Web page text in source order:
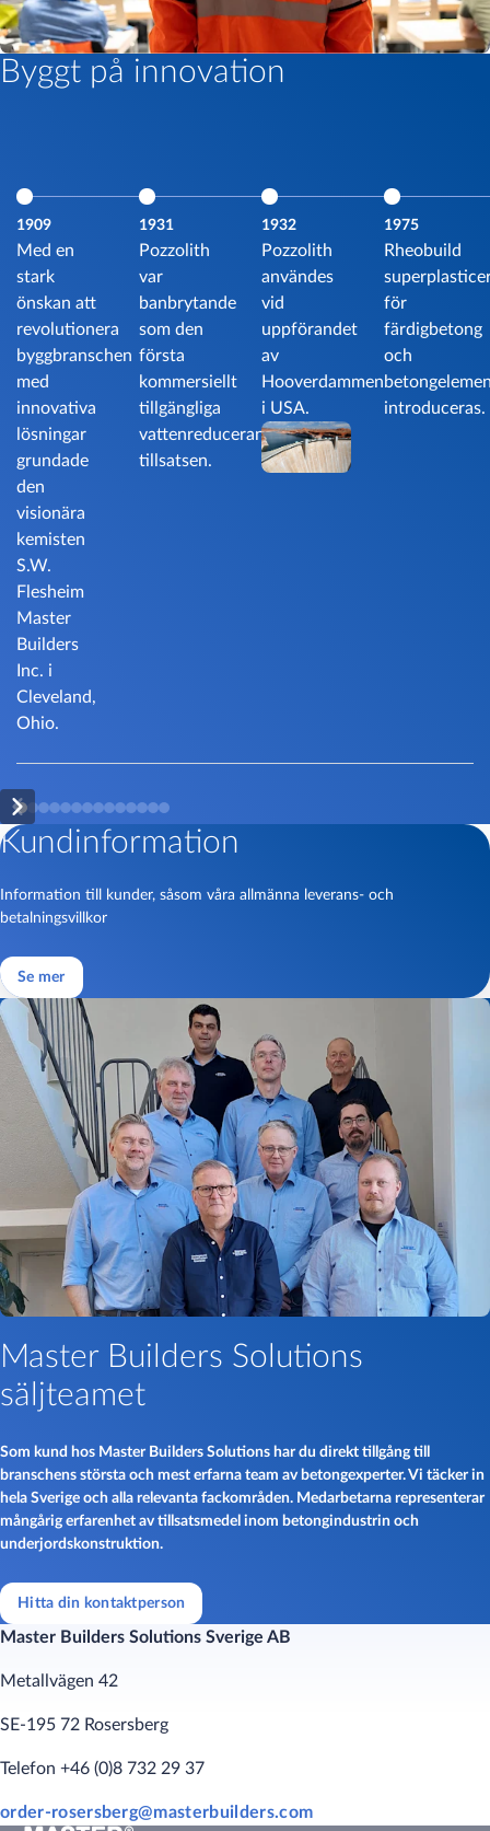
Byggt på innovation
1909
Med en
stark
önskan att
revolutionera
byggbranschen
med
innovativa
lösningar
grundade
den
visionära
kemisten
S.W.
Flesheim
Master
Builders
Inc. i
Cleveland,
Ohio.
1931
Pozzolith
var
banbrytande
som den
första
kommersiellt
tillgängliga
vattenreducerande
tillsatsen.
1932
Pozzolith
användes
vid
uppförandet
av
Hooverdammen
i USA.
1975
Rheobuild
för
färdigbetong
och
introduceras.
Kundinformation
Information till kunder, såsom våra allmänna leverans- och
betalningsvillkor
Se mer
Master Builders Solutions
säljteamet
Som kund hos Master Builders Solutions har du direkt tillgång till
branschens största och mest erfarna team av betongexperter. Vi täcker in
hela Sverige och alla relevanta fackområden. Medarbetarna representerar
mångårig erfarenhet av tillsatsmedel inom betongindustrin och
underjordskonstruktion.
Hitta din kontaktperson
Master Builders Solutions Sverige AB​
Metallvägen 42
SE-195 72 Rosersberg
Telefon +46 (0)8 732 29 37​​​
order-rosersberg@masterbuilders.com